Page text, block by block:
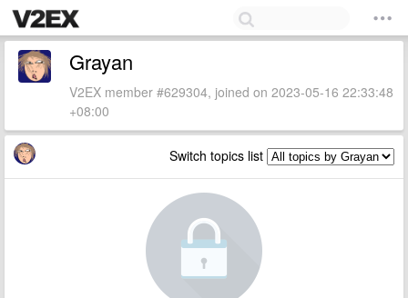
Grayan
V2EX member #629304, joined on 2023-05-16 22:33:48
+08:00
Switch topics list